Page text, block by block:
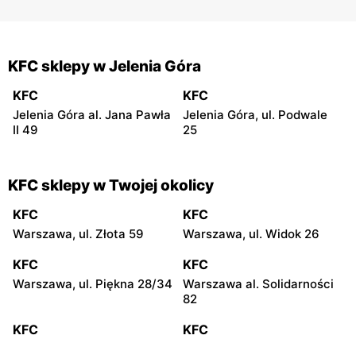
KFC sklepy w Jelenia Góra
KFC
Jelenia Góra al. Jana Pawła
II 49
KFC
Jelenia Góra, ul. Podwale
25
KFC sklepy w Twojej okolicy
KFC
Warszawa, ul. Złota 59
KFC
Warszawa, ul. Widok 26
KFC
Warszawa, ul. Piękna 28/34
KFC
Warszawa al. Solidarności
82
KFC KFC